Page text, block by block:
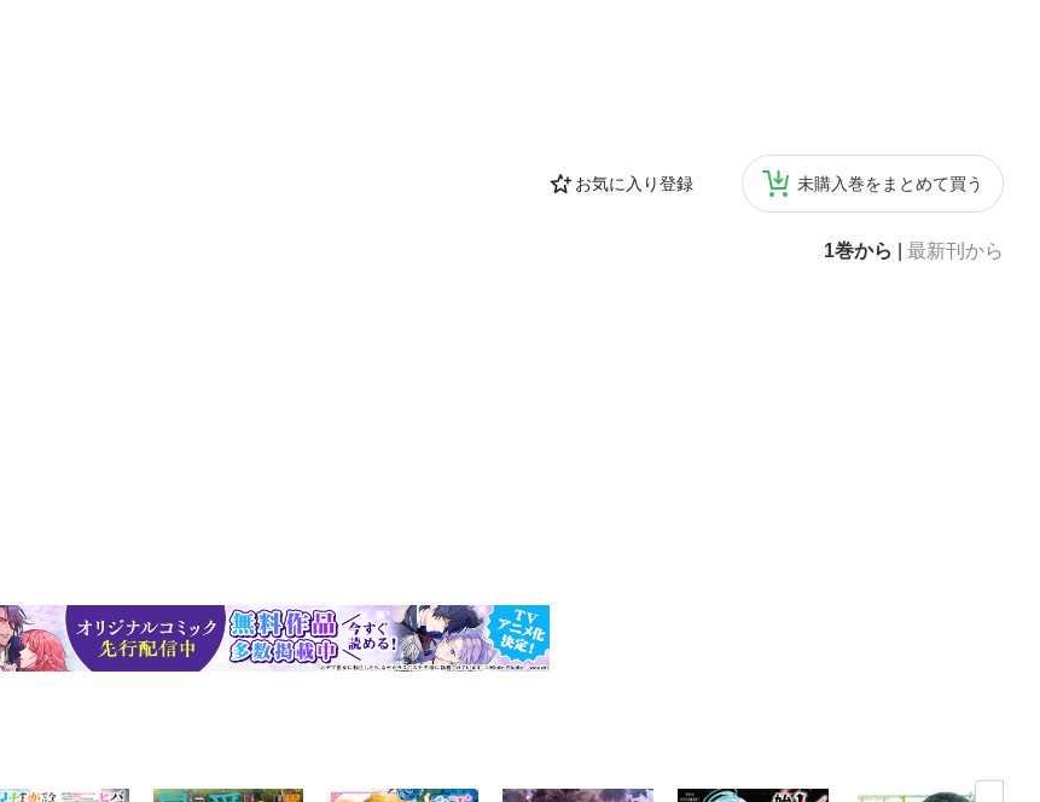
お気に入り登録 未購入巻をまとめて買う
1巻から 最新刊から
料はなぜ１５００円となったのか3 既存市場の盤面をどのように作り替えたか